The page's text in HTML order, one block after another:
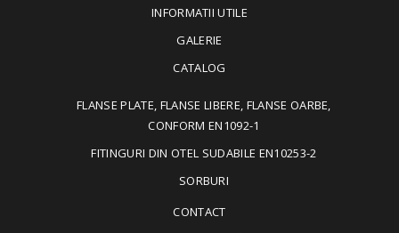
INFORMATII UTILE
GALERIE
CATALOG
FLANSE PLATE, FLANSE LIBERE, FLANSE OARBE,
CONFORM EN1092-1
FITINGURI DIN OTEL SUDABILE EN10253-2
SORBURI
CONTACT